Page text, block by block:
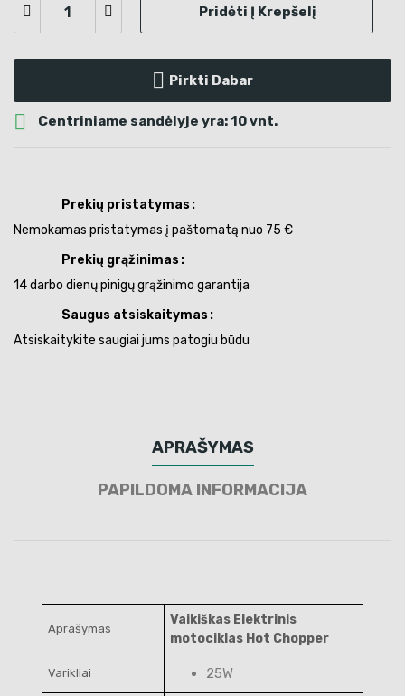
Pridėti Į Krepšelį
Pirkti Dabar
 Centriniame sandėlyje yra: 10 vnt.
Prekių pristatymas
Nemokamas pristatymas į paštomatą nuo 75 €
Prekių grąžinimas
14 darbo dienų pinigų grąžinimo garantija
Saugus atsiskaitymas
Atsiskaitykite saugiai jums patogiu būdu
APRAŠYMAS
PAPILDOMA INFORMACIJA
Aprašymas
Vaikiškas Elektrinis
motociklas Hot Chopper
Varikliai 25W